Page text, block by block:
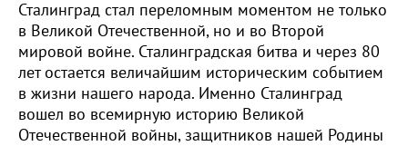
Сталинград стал переломным моментом не только
в Великой Отечественной, но и во Второй
мировой войне. Сталинградская битва и через 80
лет остается величайшим историческим событием
в жизни нашего народа. Именно Сталинград
вошел во всемирную историю Великой
Отечественной войны, защитников нашей Родины